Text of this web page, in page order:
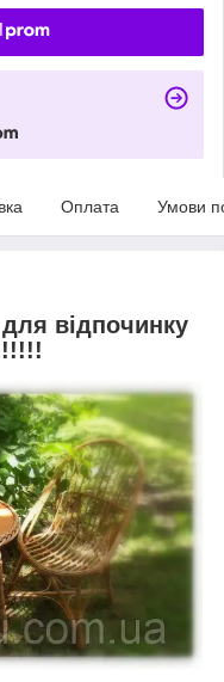
Оплата Умови
відпочинку